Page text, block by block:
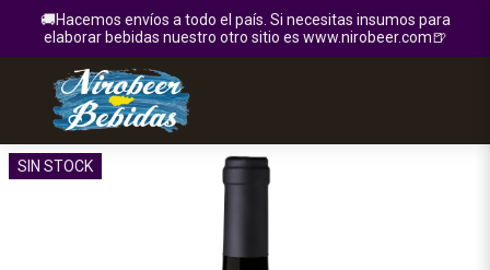
🚚Hacemos envíos a todo el país. Si necesitas insumos para
elaborar bebidas nuestro otro sitio es www.nirobeer.com🍺
SIN STOCK